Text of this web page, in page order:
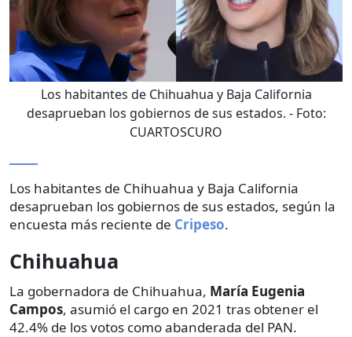
Los habitantes de Chihuahua y Baja California
desaprueban los gobiernos de sus estados. - Foto:
CUARTOSCURO
Los habitantes de Chihuahua y Baja California
desaprueban los gobiernos de sus estados, según la
encuesta más reciente de Cripeso.
Chihuahua
La gobernadora de Chihuahua, María Eugenia
Campos, asumió el cargo en 2021 tras obtener el
42.4% de los votos como abanderada del PAN.